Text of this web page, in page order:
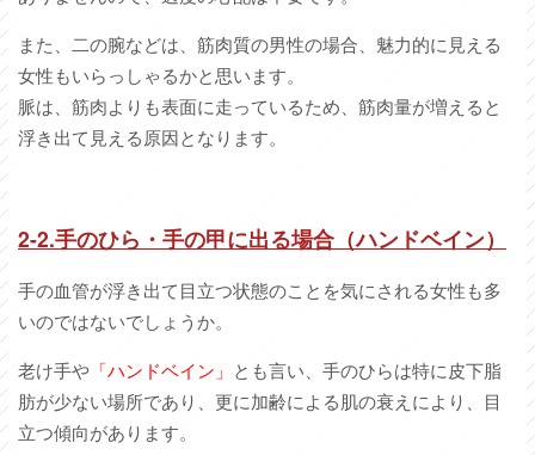
また、二の腕などは、筋肉質の男性の場合、魅力的に見える
女性もいらっしゃるかと思います。
脈は、筋肉よりも表面に走っているため、筋肉量が増えると
浮き出て見える原因となります。
2-2.手のひら・手の甲に出る場合（ハンドベイン）
手の血管が浮き出て目立つ状態のことを気にされる女性も多
いのではないでしょうか。
老け手や 「ハンドベイン」 とも言い、手のひらは特に皮下脂
肪が少ない場所であり、更に加齢による肌の衰えにより、目
立つ傾向があります。